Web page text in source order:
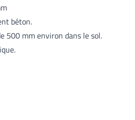
béton.
500 mm environ dans le sol.